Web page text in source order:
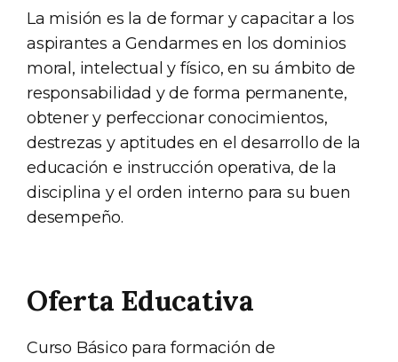
La misión es la de formar y capacitar a los
aspirantes a Gendarmes en los dominios
moral, intelectual y físico, en su ámbito de
responsabilidad y de forma permanente,
obtener y perfeccionar conocimientos,
destrezas y aptitudes en el desarrollo de la
educación e instrucción operativa, de la
disciplina y el orden interno para su buen
desempeño.
Oferta Educativa
Curso Básico para formación de